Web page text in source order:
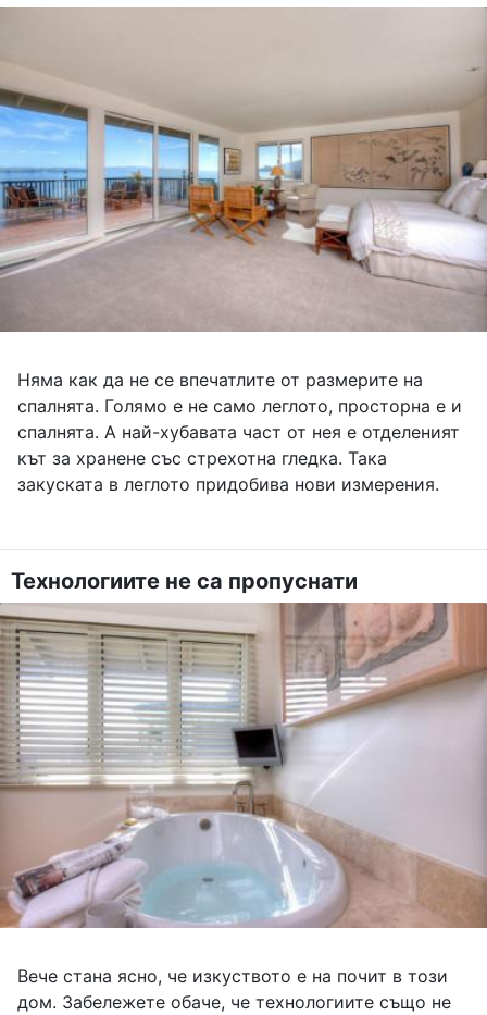
Няма как да не се впечатлите от размерите на
спалнята. Голямо е не само леглото, просторна е и
спалнята. А най-хубавата част от нея е отделеният
кът за хранене със стрехотна гледка. Така
закуската в леглото придобива нови измерения.
Технологиите не са пропуснати
Вече стана ясно, че изкуството е на почит в този
дом. Забележете обаче, че технологиите също не